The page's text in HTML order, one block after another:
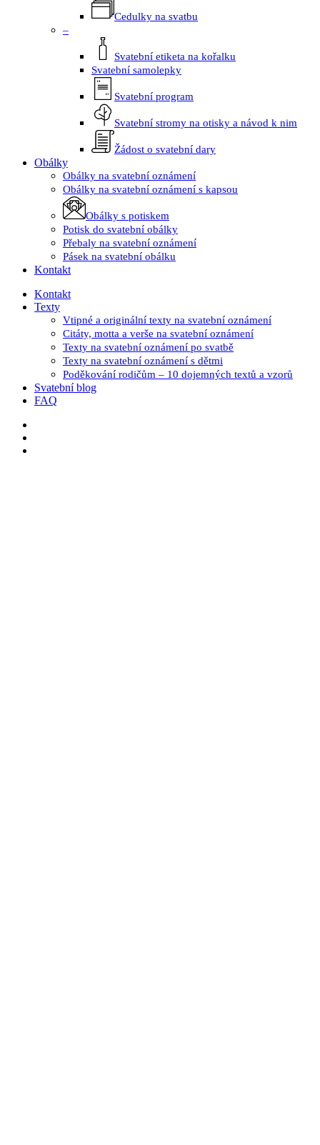
Cedulky na svatbu
–
Svatební etiketa na kořalku
Svatební samolepky
Svatební program
Svatební stromy na otisky a návod k nim
Žádost o svatební dary
Obálky
Obálky na svatební oznámení
Obálky na svatební oznámení s kapsou
Obálky s potiskem
Potisk do svatební obálky
Přebaly na svatební oznámení
Pásek na svatební obálku
Kontakt
Kontakt
Texty
Vtipné a originální texty na svatební oznámení
Citáty, motta a verše na svatební oznámení
Texty na svatební oznámení po svatbě
Texty na svatební oznámení s dětmi
Poděkování rodičům – 10 dojemných textů a vzorů
Svatební blog
FAQ